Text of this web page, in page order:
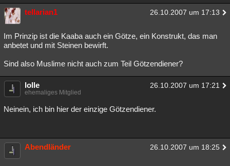
tellarian1 26.10.2007 um 17:13
Im Prinzip ist die Kaaba auch ein Götze, ein Konstrukt, das man
anbetet und mit Steinen bewirft.
Sind also Muslime nicht auch zum Teil Götzendiener?
lolle 26.10.2007 um 17:21
ehemaliges Mitglied
Neinein, ich bin hier der einzige Götzendiener.
Abendländer 26.10.2007 um 18:25